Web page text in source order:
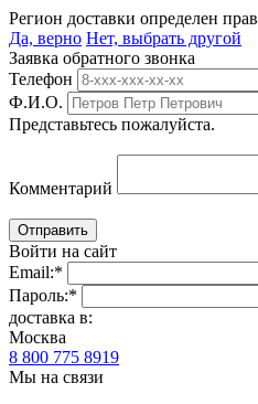
Регион доставки определен
Да, верно Нет, выбрать другой
Заявка обратного звонка
Телефон
Ф.И.О.
Представьтесь пожалуйста.
Комментарий
Войти на сайт
Email:*
Пароль:*
доставка в:
Москва
8 800 775 8919
Мы на связи